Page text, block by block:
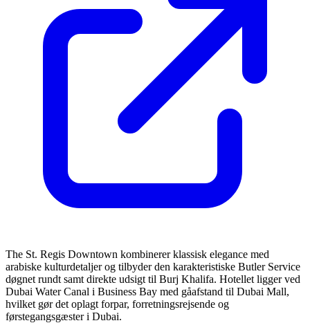
The St. Regis Downtown kombinerer klassisk elegance med
arabiske kulturdetaljer og tilbyder den karakteristiske Butler Service
døgnet rundt samt direkte udsigt til Burj Khalifa. Hotellet ligger ved
Dubai Water Canal i Business Bay med gåafstand til Dubai Mall,
hvilket gør det oplagt forpar, forretningsrejsende og
førstegangsgæster i Dubai.